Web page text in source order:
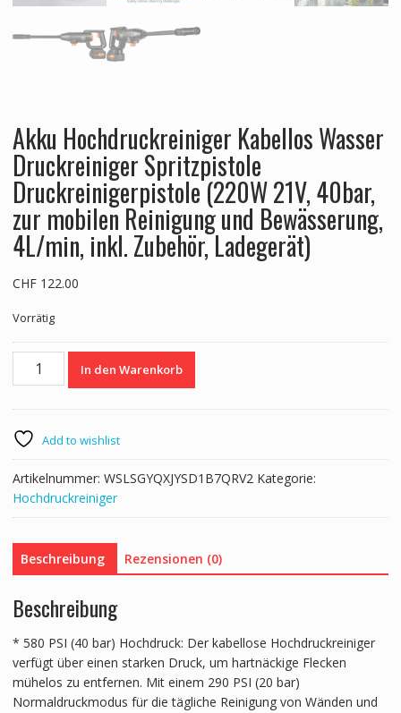
Akku Hochdruckreiniger Kabellos Wasser
Druckreiniger Spritzpistole
Druckreinigerpistole (220W 21V, 40bar,
zur mobilen Reinigung und Bewässerung,
4L/min, inkl. Zubehör, Ladegerät)
CHF122.00
Vorrätig
Akku
Hochdruckreiniger
Druckreiniger
Spritzpistole
Druckreinigerpistole
(220W
21V,
zur
mobilen
Reinigung
und
Bewässerung,
4L/min,
inkl.
Zubehör,
In den Warenkorb
Add to wishlist
Artikelnummer: WSLSGYQXJYSD1B7QRV2 Kategorie:
Hochdruckreiniger
Beschreibung Rezensionen (0)
Beschreibung
* 580 PSI (40 bar) Hochdruck: Der kabellose Hochdruckreiniger
verfügt über einen starken Druck, um hartnäckige Flecken
mühelos zu entfernen. Mit einem 290 PSI (20 bar)
Normaldruckmodus für die tägliche Reinigung von Wänden und